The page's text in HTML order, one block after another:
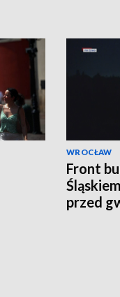
WROCŁAW
Front
przed